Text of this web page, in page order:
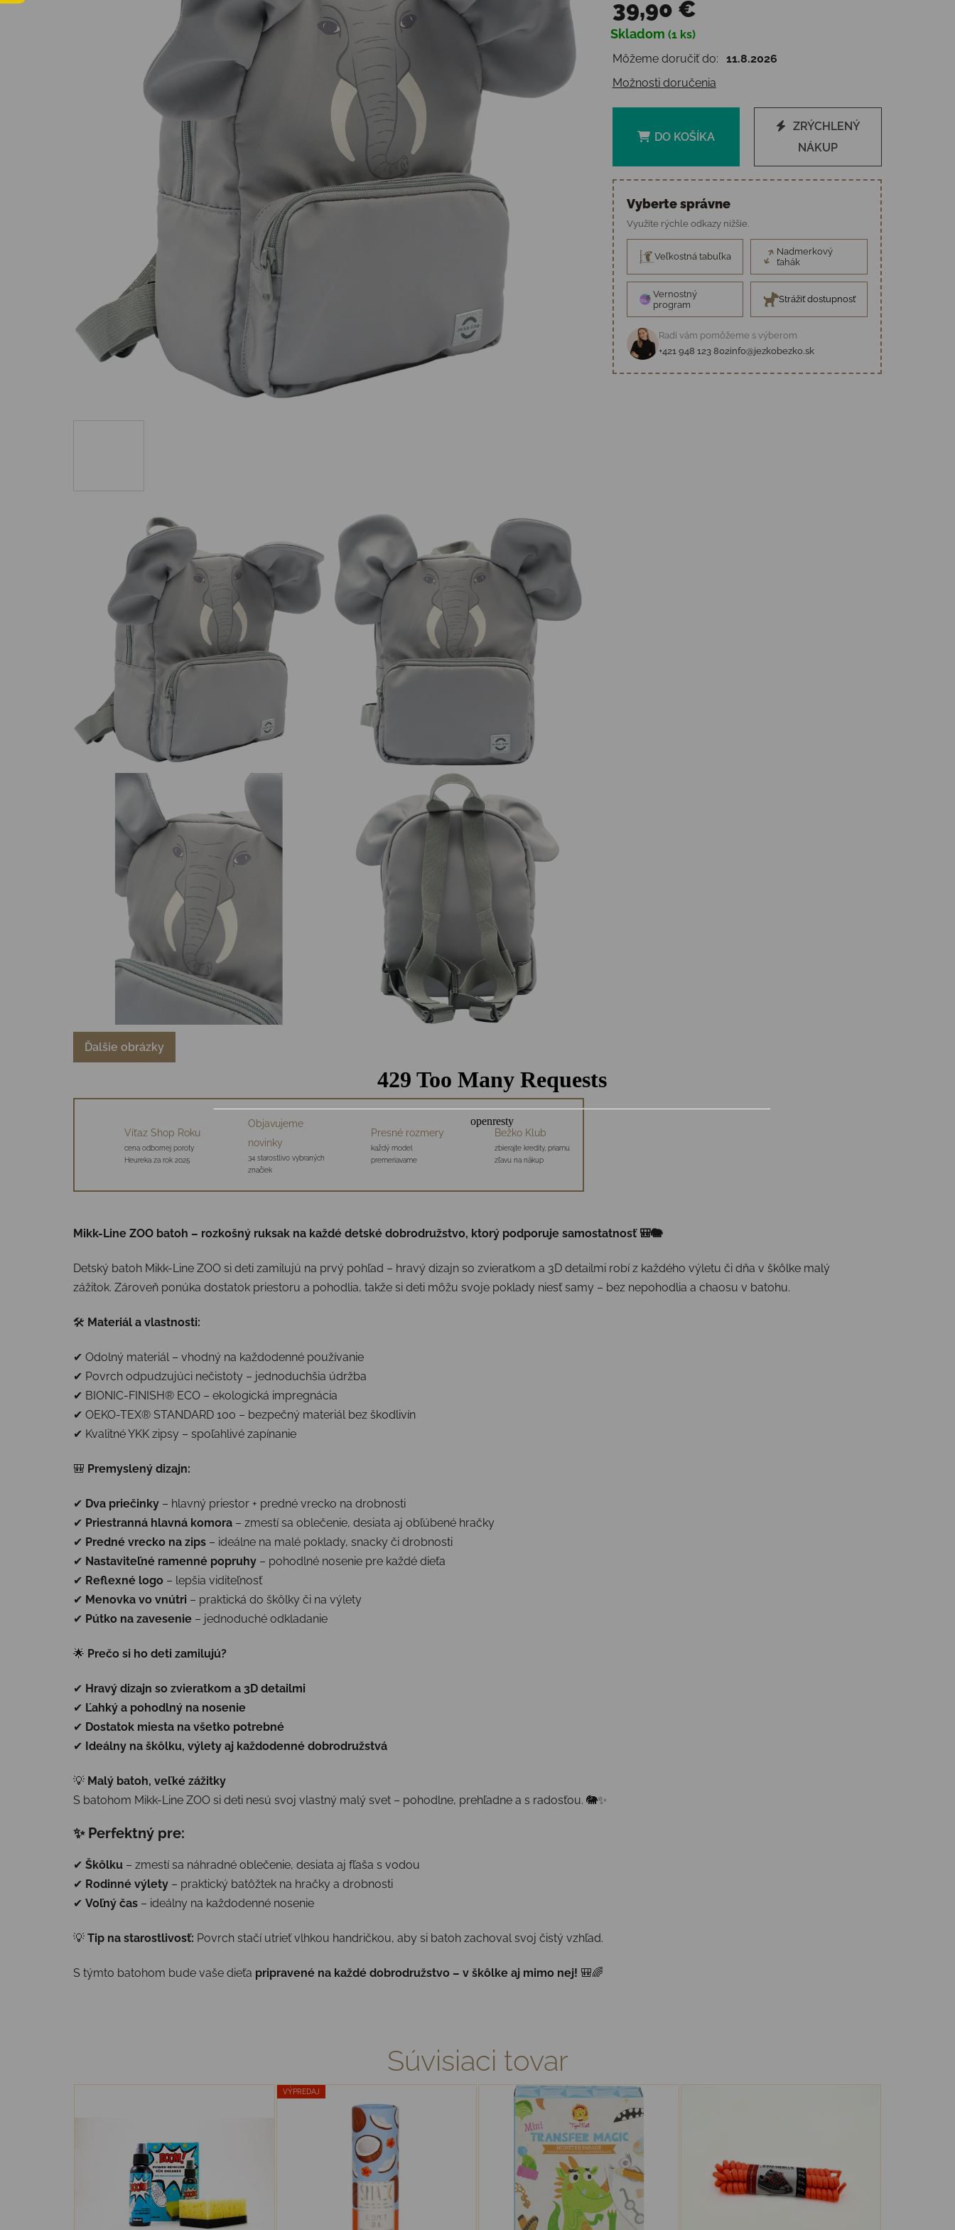
39,90 €
Jednotková cena:
Skladom (1 ks)
Môžeme doručiť do:
11.8.2026
Možnosti doručenia
DO KOŠÍKA
ZRÝCHLENÝ
NÁKUP
Vyberte správne
Využite rýchle odkazy nižšie.
Veľkostná tabuľka
Nadmerkový
ťahák
Vernostný
program
Strážiť dostupnosť
Radi vám pomôžeme s výberom
+421 948 123 802info@jezkobezko.sk
Ďalšie obrázky
Víťaz Shop Roku
cena odbornej poroty
Heureka za rok 2025
Objavujeme
novinky
34 starostlivo vybraných
značiek
Presné rozmery
každý model
premeriavame
Bežko Klub
zbierajte kredity, priamu
zľavu na nákup
Mikk-Line ZOO batoh – rozkošný ruksak na každé detské dobrodružstvo, ktorý podporuje samostatnosť 🎒🐘
Detský batoh Mikk-Line ZOO si deti zamilujú na prvý pohľad – hravý dizajn so zvieratkom a 3D detailmi robí z každého výletu či dňa v škôlke malý
zážitok. Zároveň ponúka dostatok priestoru a pohodlia, takže si deti môžu svoje poklady niesť samy – bez nepohodlia a chaosu v batohu.
🛠 Materiál a vlastnosti:
✔ Odolný materiál – vhodný na každodenné používanie
✔ Povrch odpudzujúci nečistoty – jednoduchšia údržba
✔ BIONIC-FINISH® ECO – ekologická impregnácia
✔ OEKO-TEX® STANDARD 100 – bezpečný materiál bez škodlivín
✔ Kvalitné YKK zipsy – spoľahlivé zapínanie
🎒 Premyslený dizajn:
✔ Dva priečinky – hlavný priestor + predné vrecko na drobnosti
✔ Priestranná hlavná komora – zmestí sa oblečenie, desiata aj obľúbené hračky
✔ Predné vrecko na zips – ideálne na malé poklady, snacky či drobnosti
✔ Nastaviteľné ramenné popruhy – pohodlné nosenie pre každé dieťa
✔ Reflexné logo – lepšia viditeľnosť
✔ Menovka vo vnútri – praktická do škôlky či na výlety
✔ Pútko na zavesenie – jednoduché odkladanie
🌟 Prečo si ho deti zamilujú?
✔ Hravý dizajn so zvieratkom a 3D detailmi
✔ Ľahký a pohodlný na nosenie
✔ Dostatok miesta na všetko potrebné
✔ Ideálny na škôlku, výlety aj každodenné dobrodružstvá
💡 Malý batoh, veľké zážitky
S batohom Mikk-Line ZOO si deti nesú svoj vlastný malý svet – pohodlne, prehľadne a s radosťou. 🐘✨
✨ Perfektný pre:
✔ Škôlku – zmestí sa náhradné oblečenie, desiata aj fľaša s vodou
✔ Rodinné výlety – praktický batôžtek na hračky a drobnosti
✔ Voľný čas – ideálny na každodenné nosenie
💡 Tip na starostlivosť: Povrch stačí utrieť vlhkou handričkou, aby si batoh zachoval svoj čistý vzhľad.
S týmto batohom bude vaše dieťa pripravené na každé dobrodružstvo – v škôlke aj mimo nej! 🎒🌈
Súvisiaci tovar
VÝPREDAJ